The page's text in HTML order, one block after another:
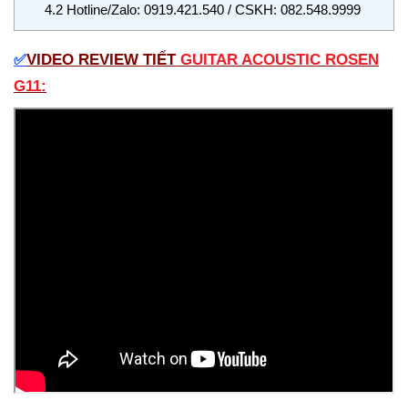
4.2Hotline/Zalo: 0919.421.540 / CSKH: 082.548.9999
✅VIDEO REVIEW TIẾT GUITAR ACOUSTIC ROSEN
G11: